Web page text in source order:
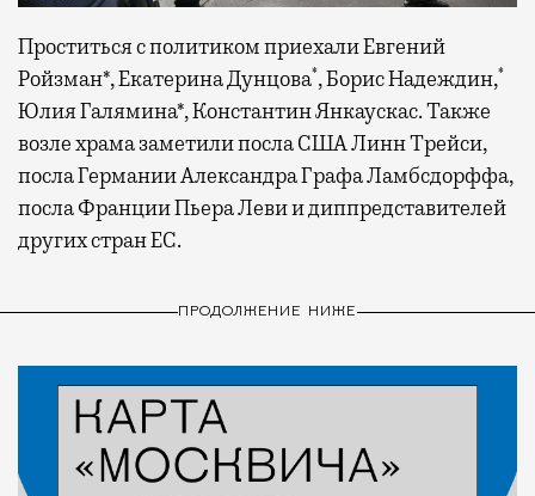
Проститься с политиком приехали Евгений
Ройзман*, Екатерина Дунцова*, Борис Надеждин,*
Юлия Галямина*, Константин Янкаускас. Также
возле храма заметили посла США Линн Трейси,
посла Германии Александра Графа Ламбсдорффа,
посла Франции Пьера Леви и диппредставителей
других стран ЕС.
ПРОДОЛЖЕНИЕ НИЖЕ